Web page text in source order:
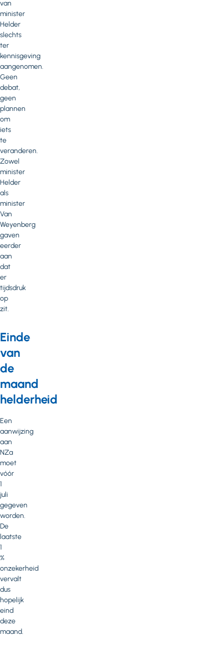
van
minister
Helder
slechts
ter
kennisgeving
aangenomen.
Geen
debat,
geen
plannen
om
iets
te
veranderen.
Zowel
minister
Helder
als
minister
Van
Weyenberg
gaven
eerder
aan
dat
er
tijdsdruk
op
zit.
Einde
van
de
maand
helderheid
Een
aanwijzing
aan
NZa
moet
vóór
1
juli
gegeven
worden.
De
laatste
1
%
onzekerheid
vervalt
dus
hopelijk
eind
deze
maand.